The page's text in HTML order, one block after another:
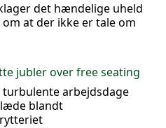
det hændelige uheld
at der ikke er tale om
jubler over free seating
turbulente arbejdsdage
blandt